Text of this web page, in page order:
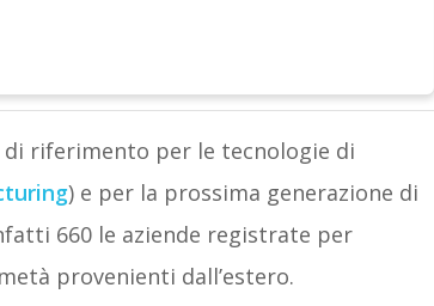
di riferimento per le tecnologie di
) e per la prossima generazione di
660 le aziende registrate per
provenienti dall’estero.